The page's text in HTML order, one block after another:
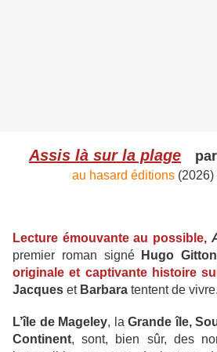
Assis là sur la plage par
au hasard éditions (2026)
Lecture émouvante au possible,
premier roman signé
Hugo Gitton
originale et captivante histoire
Jacques et Barbara tentent de vivre.
L’île de Mageley, la Grande île,
Continent, sont, bien sûr, des